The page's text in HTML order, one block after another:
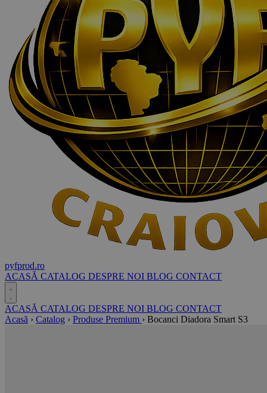
pyfprod.ro
ACASĂ CATALOG DESPRE NOI BLOG CONTACT
ACASĂ CATALOG DESPRE NOI BLOG CONTACT
Acasă › Catalog › Produse Premium › Bocanci Diadora Smart S3